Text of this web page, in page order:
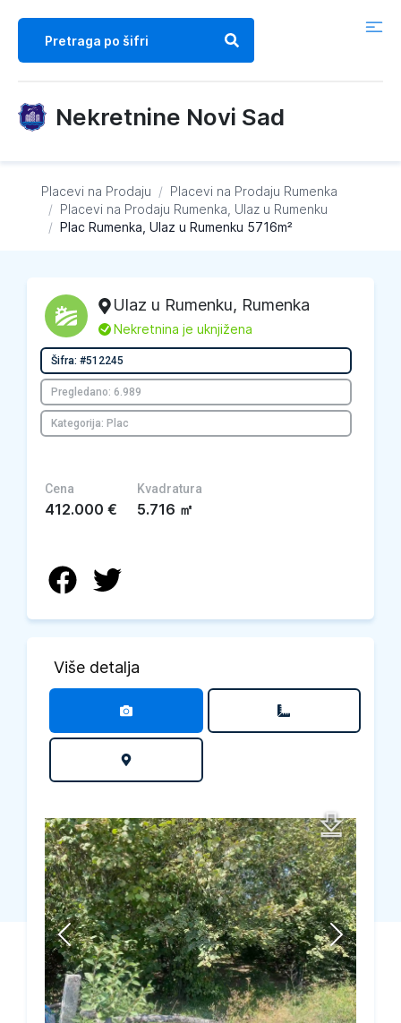
Nekretnine Novi Sad
Placevi na Prodaju / Placevi na Prodaju Rumenka
/ Placevi na Prodaju Rumenka, Ulaz u Rumenku
/ Plac Rumenka, Ulaz u Rumenku 5716m²
Ulaz u Rumenku, Rumenka
L Nekretnina je uknjižena
Šifra: #512245
Pregledano: 6.989
Kategorija: Plac
Cena
412.000 €
Kvadratura
5.716 ㎡
Više detalja